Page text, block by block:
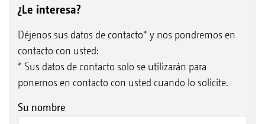
¿Le interesa?
Déjenos sus datos de contacto* y nos pondremos en
contacto con usted:
* Sus datos de contacto solo se utilizarán para
ponernos en contacto con usted cuando lo solicite.
Su nombre